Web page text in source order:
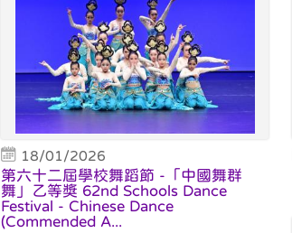
18/01/2026
第六十二屆學校舞蹈節 -「中國舞群
舞」乙等獎 62nd Schools Dance
Festival - Chinese Dance
(Commended A...